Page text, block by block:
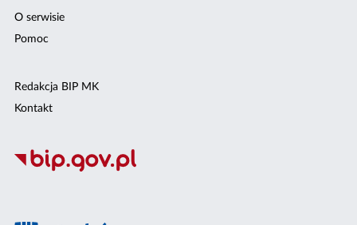
O serwisie
Pomoc
Redakcja BIP MK
Kontakt